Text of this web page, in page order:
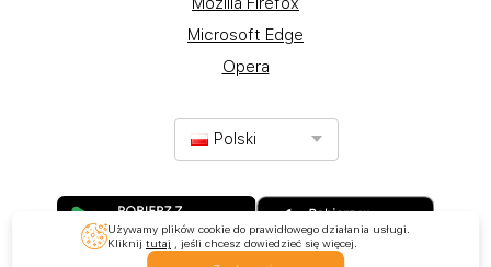
Microsoft Edge
Opera
Polski
Używamy plików cookie do prawidłowego działania usługi.
Kliknij tutaj
, jeśli chcesz dowiedzieć się więcej.